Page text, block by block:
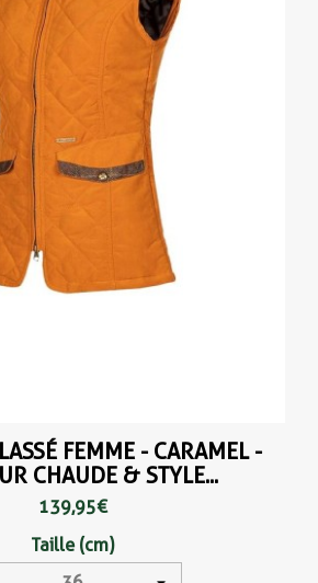
FEMME - CARAMEL -
CHAUDE & STYLE...
139,95 €
Taille (cm)